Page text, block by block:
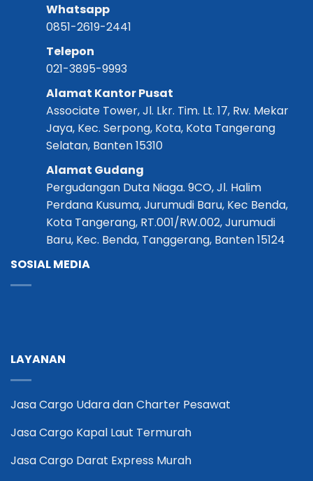
Whatsapp
0851-2619-2441
Telepon
021-3895-9993
Alamat Kantor Pusat
Associate Tower, Jl. Lkr. Tim. Lt. 17, Rw. Mekar
Jaya, Kec. Serpong, Kota, Kota Tangerang
Selatan, Banten 15310
Alamat Gudang
Pergudangan Duta Niaga. 9CO, Jl. Halim
Perdana Kusuma, Jurumudi Baru, Kec Benda,
Kota Tangerang, RT.001/RW.002, Jurumudi
Baru, Kec. Benda, Tanggerang, Banten 15124
SOSIAL MEDIA
LAYANAN
Jasa Cargo Udara dan Charter Pesawat
Jasa Cargo Kapal Laut Termurah
Jasa Cargo Darat Express Murah